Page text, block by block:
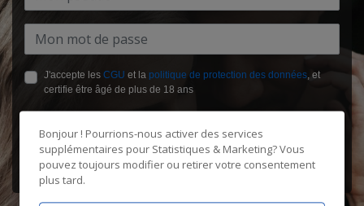
J'accepte les CGU et la politique de protection des données, et
certifie être âgé de plus de 18 ans
Bonjour ! Pourrions-nous activer des services
supplémentaires pour Statistiques & Marketing? Vous
pouvez toujours modifier ou retirer votre consentement
plus tard.